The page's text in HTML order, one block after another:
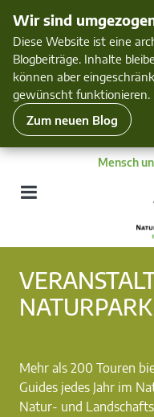
Wir sind
Diese Website ist eine
Blogbeiträge. Inhalte
können aber
gewünscht funktionieren.
Zum neuen Blog
Mensch
Mehr als 200 Touren
Guides jedes Jahr im
Natur- und